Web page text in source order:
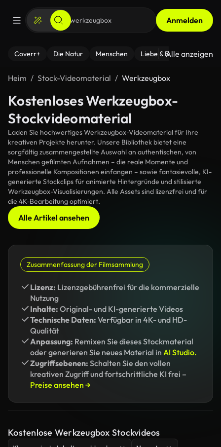
Anmelden
Coverr+ Die Natur Menschen Liebe & Beziehungen
Alle anzeigen
Heim Stock-Videomaterial Werkzeugbox
Kostenloses Werkzeugbox-
Stockvideomaterial
Laden Sie hochwertiges Werkzeugbox-Videomaterial für Ihre
kreativen Projekte herunter. Unsere Bibliothek bietet eine
sorgfältig zusammengestellte Auswahl an authentischen, von
Menschen gefilmten Aufnahmen – die reale Momente und
professionelle Kompositionen einfangen – sowie fantasievolle, KI-
generierte Stockclips für animierte Hintergründe und stilisierte
Werkzeugbox-Visualisierungen. Alle Assets sind lizenzfrei und für
die 4K-Bearbeitung optimiert.
Alle Artikel ansehen
Zusammenfassung der Filmsammlung
Lizenz: Lizenzgebührenfrei für die kommerzielle
Nutzung
Inhalte: Original- und KI-generierte Videos
Technische Daten: Verfügbar in 4K- und HD-
Qualität
Anpassung: Remixen Sie dieses Stockmaterial
oder generieren Sie neues Material in AI Studio.
Zugriffsebenen: Schalten Sie den vollen
kreativen Zugriff und fortschrittliche KI frei –
Preise ansehen →
Kostenlose Werkzeugbox Stockvideos